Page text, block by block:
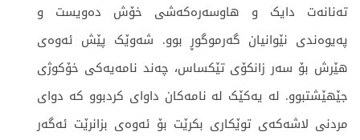
تەنانەت دایک و هاوسەرەکەشی خۆش دەویست و
پەیوەندی نێوانیان گەرموگوڕ بوو. شەوێک پێش ئەوەی
هێرش بۆ سەر زانکۆی تێکساس، چەند نامەیەکی خۆکوژی
جێهێشتبوو. لە یەکێک لە نامەکان داوای کردبوو کە دوای
مردنی لاشەکەی توێکاری بکرێت بۆ ئەوەی بزانرێت ئەگەر